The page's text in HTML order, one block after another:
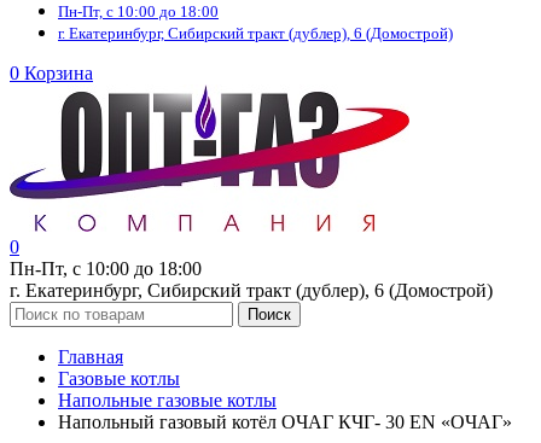
Пн-Пт, с 10:00 до 18:00
г. Екатеринбург, Сибирский тракт (дублер), 6 (Домострой)
0 Корзина
0
Пн-Пт, с 10:00 до 18:00
г. Екатеринбург, Сибирский тракт (дублер), 6 (Домострой)
Поиск
Главная
Газовые котлы
Напольные газовые котлы
Напольный газовый котёл ОЧАГ КЧГ- 30 EN «ОЧАГ»